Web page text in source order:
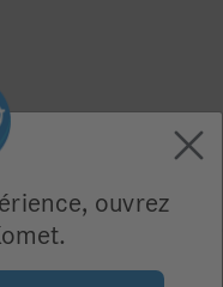
ouvrez